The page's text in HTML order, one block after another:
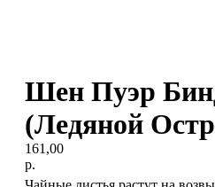
Шен Пуэр
(Ледяной
161,00
р.